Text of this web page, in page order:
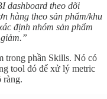
dashboard theo dõi
hàng theo sản phẩm/khu
định nhóm sản phẩm
trong phần Skills. Nó có
tool đó để xử lý metric
ràng.